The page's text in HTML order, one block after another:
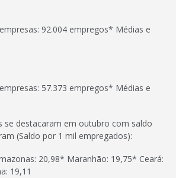
92.004 empregos* Médias e
57.373 empregos* Médias e
se destacaram em outubro com saldo
(Saldo por 1 mil empregados):
20,98* Maranhão: 19,75* Ceará:
19,11